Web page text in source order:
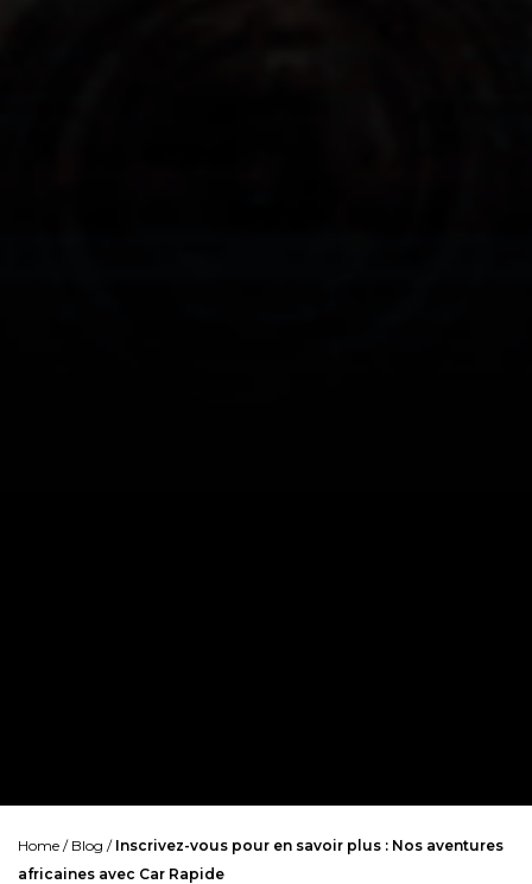
Home / Blog / Inscrivez-vous pour en savoir plus : Nos aventures
africaines avec Car Rapide